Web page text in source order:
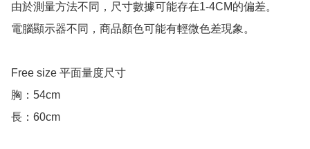
由於測量方法不同，尺寸數據可能存在1-4CM的偏差。
電腦顯示器不同，商品顏色可能有輕微色差現象。
Free size 平面量度尺寸
胸：54cm
長：60cm